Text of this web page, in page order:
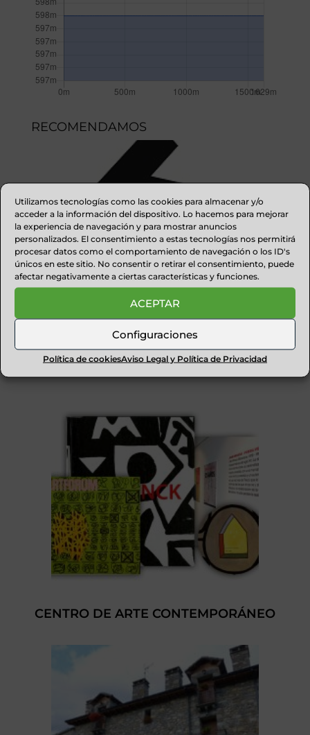
Utilizamos tecnologías como las cookies para almacenar y/o
acceder a la información del dispositivo. Lo hacemos para mejorar
la experiencia de navegación y para mostrar anuncios
personalizados. El consentimiento a estas tecnologías nos permitirá
procesar datos como el comportamiento de navegación o los ID's
únicos en este sitio. No consentir o retirar el consentimiento, puede
afectar negativamente a ciertas características y funciones.
ACEPTAR
Configuraciones
Política de cookiesAviso Legal y Política de Privacidad
RECOMENDAMOS
EL ACELERADOR
CENTRO DE ARTE CONTEMPORÁNEO